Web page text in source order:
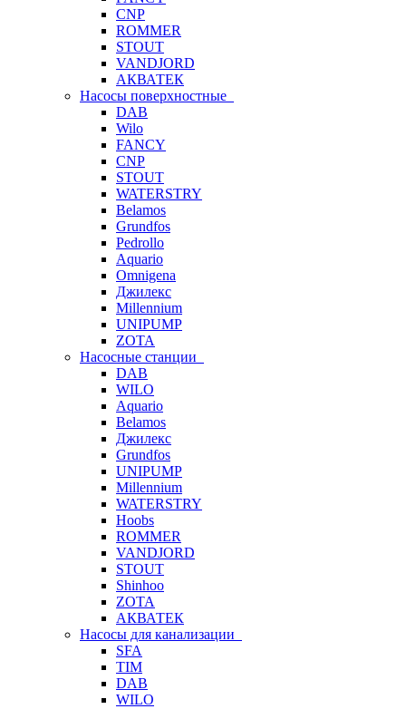
CNP
ROMMER
STOUT
VANDJORD
АКВАТЕК
Насосы поверхностные
DAB
Wilo
FANCY
CNP
STOUT
WATERSTRY
Belamos
Grundfos
Pedrollo
Aquario
Omnigena
Джилекс
Millennium
UNIPUMP
ZOTA
Насосные станции
DAB
WILO
Aquario
Belamos
Джилекс
Grundfos
UNIPUMP
Millennium
WATERSTRY
Hoobs
ROMMER
VANDJORD
STOUT
Shinhoo
ZOTA
АКВАТЕК
Насосы для канализации
SFA
TIM
DAB
WILO